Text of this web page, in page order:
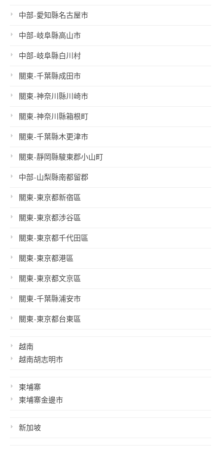
中部-愛知縣名古屋市
中部-岐阜縣高山市
中部-岐阜縣白川村
關東-千葉縣成田市
關東-神奈川縣川崎市
關東-神奈川縣箱根町
關東-千葉縣木更津市
關東-靜岡縣駿東郡小山町
中部-山梨縣南都留郡
關東-東京都新宿區
關東-東京都涉谷區
關東-東京都千代田區
關東-東京都港區
關東-東京都文京區
關東-千葉縣浦安市
關東-東京都台東區
越南
越南胡志明市
柬埔寨
柬埔寨金邊市
新加坡